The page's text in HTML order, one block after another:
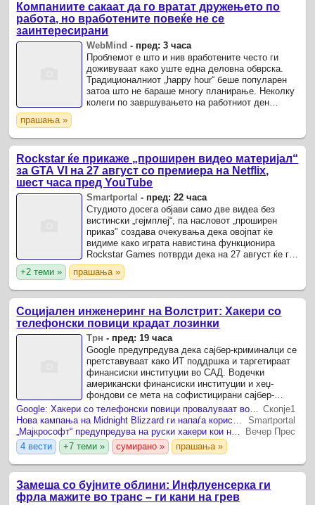
Компаниите сакаат да го вратат дружењето по
работа, но вработените повеќе не се
заинтересирани
WebMind - пред: 3 часа
Проблемот е што и нив вработените често ги
доживуваат како уште една деловна обврска.
Традиционалниот „happy hour“ беше популарен
затоа што не бараше многу планирање. Неколку
колеги по завршувањето на работниот ден
прашања »
Rockstar ќе прикаже „проширен видео материјал“
за GTA VI на 27 август со премиера на Netflix,
шест часа пред YouTube
Smartportal - пред: 22 часа
Студиото досега објави само две видеа без
вистински „гејмплеј“, па насловот „проширен
приказ" создава очекувања дека овојпат ќе
видиме како играта навистина функционира
Rockstar Games потврди дека на 27 август ќе го
објави материјалот насловен „Grand Theft Auto
VI: An Extended ...
+2 теми » прашања »
Социјален инженеринг на Волстрит: Хакери со
телефонски повици крадат лозинки
Трн - пред: 19 часа
Google предупредува дека сајбер-криминалци се
претставуваат како ИТ поддршка и таргетираат
финансиски институции во САД. Водечки
американски финансиски институции и хеџ-
фондови се мета на софистицирани сајбер-
напади, во кои хакери користат директни
телефонски повици за кражба на ...
Скопје1
Smartportal
Вечер Прес
4 вести
+7 теми » сумирано » прашања »
Замеша со бујните облини: Инфлуенсерка ги
фрла мажите во транс – ги кани на грев